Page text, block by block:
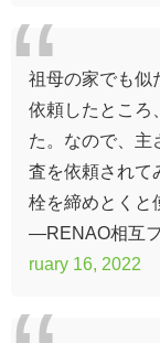
祖母の家でも似
依頼したところ
た。なので、主
査を依頼されて
栓を締めとくと
—RENAO相互
ruary 16, 2022